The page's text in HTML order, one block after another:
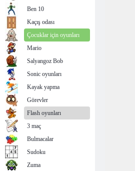
Ben 10
Kaçış odası
Çocuklar için oyunları
Mario
Salyangoz Bob
Sonic oyunları
Kayak yapma
Görevler
Flash oyunları
3 maç
Bulmacalar
Sudoku
Zuma